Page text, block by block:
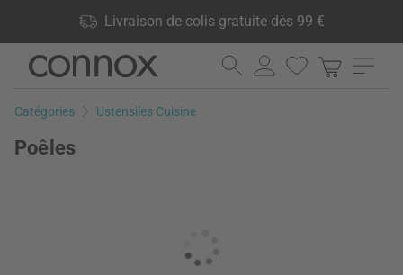
Livraison de colis gratuite dès 99 €
produits en stock, Droit de retour de 60 jours
Aller
contenu
Aller
la
Catégories Ustensiles Cuisine
Poêles